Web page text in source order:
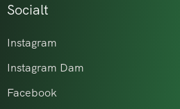
Socialt
Instagram
Instagram Dam
Facebook